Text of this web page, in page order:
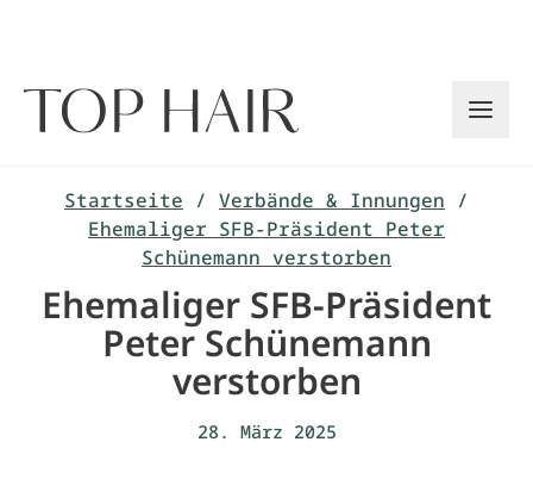
Startseite / Verbände & Innungen /
Ehemaliger SFB-Präsident Peter
Schünemann verstorben
Ehemaliger SFB-Präsident
Peter Schünemann
verstorben
28. März 2025